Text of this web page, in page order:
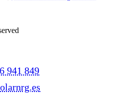
941 849